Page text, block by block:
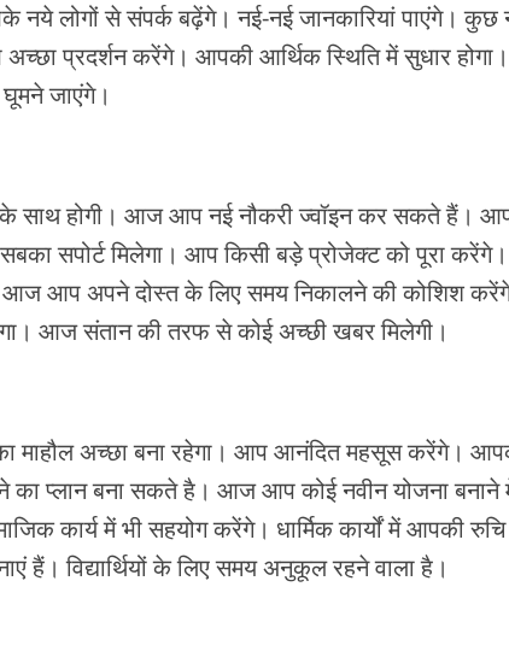
नये लोगों से संपर्क बढ़ेंगे। नई-नई जानकारियां पाएंगे।
अच्छा प्रदर्शन करेंगे। आपकी आर्थिक स्थिति में सुधार
जाएंगे।
होगी। आज आप नई नौकरी ज्वॉइन कर सकते हैं।
सपोर्ट मिलेगा। आप किसी बड़े प्रोजेक्ट को पूरा
आप अपने दोस्त के लिए समय निकालने की कोशिश करेंगे।
आज संतान की तरफ से कोई अच्छी खबर मिलेगी।
अच्छा बना रहेगा। आप आनंदित महसूस करेंगे।
का प्लान बना सकते है। आज आप कोई नवीन योजना
कार्य में भी सहयोग करेंगे। धार्मिक कार्यों में आपकी
हैं। विद्यार्थियों के लिए समय अनुकूल रहने वाला है।